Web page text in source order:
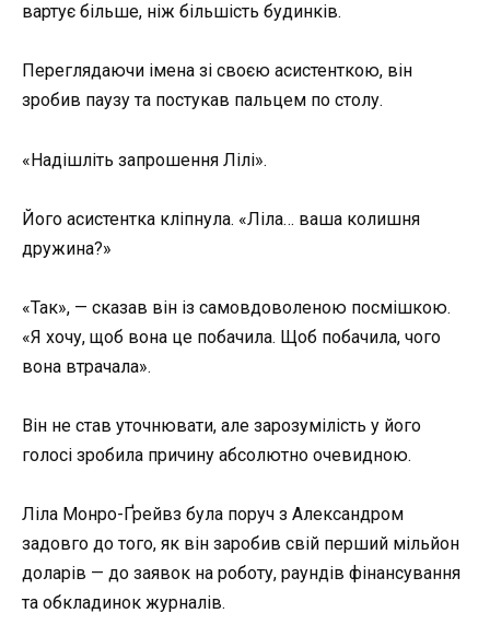
вартує більше, ніж більшість будинків.
Переглядаючи імена зі своєю асистенткою, він
зробив паузу та постукав пальцем по столу.
«Надішліть запрошення Лілі».
Його асистентка кліпнула. «Ліла… ваша колишня
дружина?»
«Так», — сказав він із самовдоволеною посмішкою.
«Я хочу, щоб вона це побачила. Щоб побачила, чого
вона втрачала».
Він не став уточнювати, але зарозумілість у його
голосі зробила причину абсолютно очевидною.
Ліла Монро-Ґрейвз була поруч з Александром
задовго до того, як він заробив свій перший мільйон
доларів — до заявок на роботу, раундів фінансування
та обкладинок журналів.